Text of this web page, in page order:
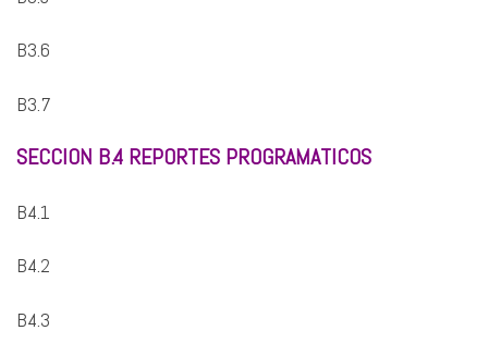
B3.6
B3.7
SECCION B.4 REPORTES PROGRAMATICOS
B4.1
B4.2
B4.3